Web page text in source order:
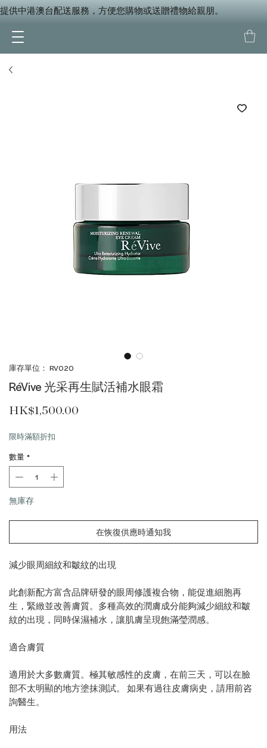
提供中港澳台配送服務，方便您購物或送贈禮物給親朋。
庫存單位： RV020
RéVive 光采再生賦活補水眼霜
HK$1,500.00
限時滿額折扣
數量 *
無庫存
在恢復供應時通知我
減少眼周細紋和皺紋的出現
此創新配方富含品牌研發的眼周修護複合物，能促進細胞再
生，緊緻並改善膚質。多種高效的潤膚成分能夠減少細紋和皺
紋的出現，同時保濕補水，讓肌膚呈現飽滿瑩潤感。
適合膚質
適用於大多數膚質。極其敏感性的皮膚，在前三天，可以在臉
部不太明顯的地方塗抹測試。 如果有過往皮膚病史，請用前咨
詢醫生。
用法